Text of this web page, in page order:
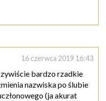
16 czerwca 2019 16:43
bardzo rzadkie
nazwiska po ślubie
(ja akurat